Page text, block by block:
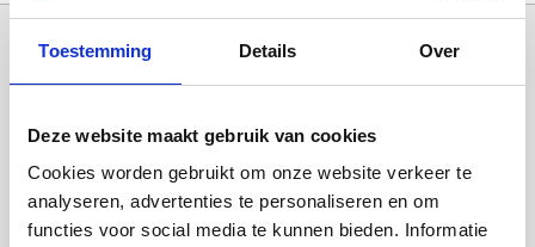
Toestemming Details Over
Deze website maakt gebruik van cookies
Cookies worden gebruikt om onze website verkeer te
analyseren, advertenties te personaliseren en om
functies voor social media te kunnen bieden. Informatie